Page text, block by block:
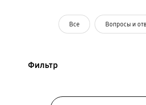
Все Вопросы и
Фильтр